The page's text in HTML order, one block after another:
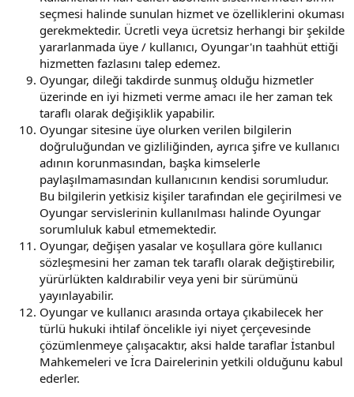
seçmesi halinde sunulan hizmet ve özelliklerini okuması
gerekmektedir. Ücretli veya ücretsiz herhangi bir şekilde
yararlanmada üye / kullanıcı, Oyungar'ın taahhüt ettiği
hizmetten fazlasını talep edemez.
Oyungar, dileği takdirde sunmuş olduğu hizmetler
üzerinde en iyi hizmeti verme amacı ile her zaman tek
taraflı olarak değişiklik yapabilir.
Oyungar sitesine üye olurken verilen bilgilerin
doğruluğundan ve gizliliğinden, ayrıca şifre ve kullanıcı
adının korunmasından, başka kimselerle
paylaşılmamasından kullanıcının kendisi sorumludur.
Bu bilgilerin yetkisiz kişiler tarafından ele geçirilmesi ve
Oyungar servislerinin kullanılması halinde Oyungar
sorumluluk kabul etmemektedir.
Oyungar, değişen yasalar ve koşullara göre kullanıcı
sözleşmesini her zaman tek taraflı olarak değiştirebilir,
yürürlükten kaldırabilir veya yeni bir sürümünü
yayınlayabilir.
Oyungar ve kullanıcı arasında ortaya çıkabilecek her
türlü hukuki ihtilaf öncelikle iyi niyet çerçevesinde
çözümlenmeye çalışacaktır, aksi halde taraflar İstanbul
Mahkemeleri ve İcra Dairelerinin yetkili olduğunu kabul
ederler.